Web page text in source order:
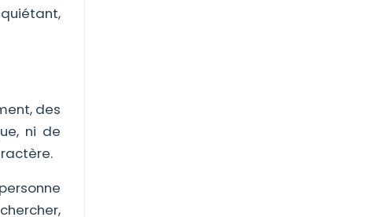
des
ni de